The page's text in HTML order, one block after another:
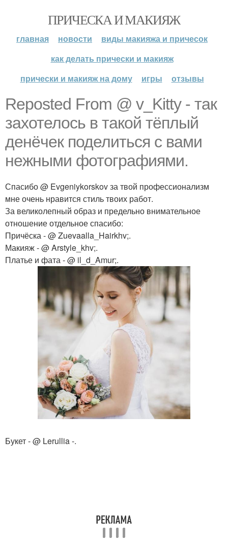
ПРИЧЕСКА И МАКИЯЖ
главная новости
виды макияжа и причесок
как делать прически и макияж
прически и макияж на дому
игры отзывы
Reposted From @ v_Kitty - так
захотелось в такой тёплый
денёчек поделиться с вами
нежными фотографиями.
Спасибо @ Evgeniykorskov за твой профессионализм
мне очень нравится стиль твоих работ.
За великолепный образ и предельно внимательное
отношение отдельное спасибо:
Причёска - @ Zuevaalla_Hairkhv;.
Макияж - @ Arstyle_khv;.
Платье и фата - @ il_d_Amur;.
Букет - @ Lerullia -.